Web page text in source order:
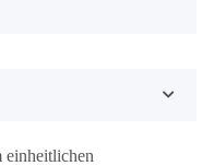
einheitlichen